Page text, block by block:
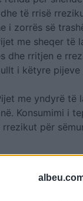
të rrisë
i zorrës së
me sheqer
dhe rritjen e
i këtyre
me yndyrë të
Konsumimi i
për